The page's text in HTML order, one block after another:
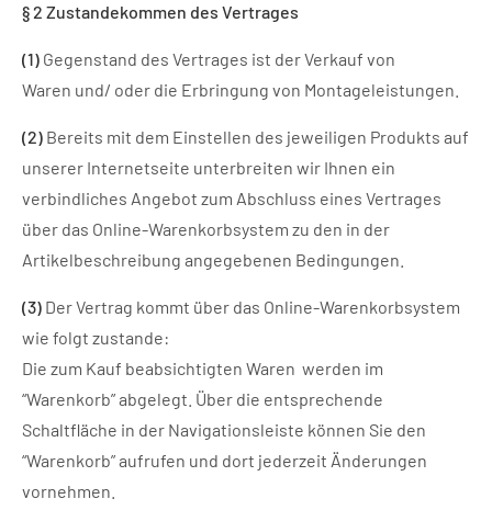
§ 2 Zustandekommen des Vertrages
(1) Gegenstand des Vertrages ist der Verkauf von
Waren und/ oder die Erbringung von Montageleistungen.
(2) Bereits mit dem Einstellen des jeweiligen Produkts auf
unserer Internetseite unterbreiten wir Ihnen ein
verbindliches Angebot zum Abschluss eines Vertrages
über das Online-Warenkorbsystem zu den in der
Artikelbeschreibung angegebenen Bedingungen.
(3) Der Vertrag kommt über das Online-Warenkorbsystem
wie folgt zustande:
Die zum Kauf beabsichtigten Waren werden im
“Warenkorb” abgelegt. Über die entsprechende
Schaltfläche in der Navigationsleiste können Sie den
“Warenkorb” aufrufen und dort jederzeit Änderungen
vornehmen.